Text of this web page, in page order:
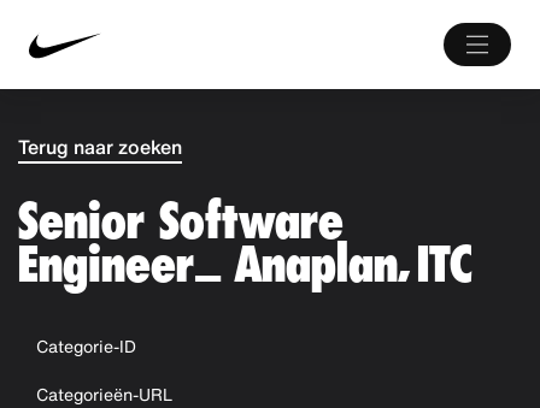
Terug naar zoeken
Senior Software
Engineer_ Anaplan, ITC
Categorie-ID
Categorieën-URL